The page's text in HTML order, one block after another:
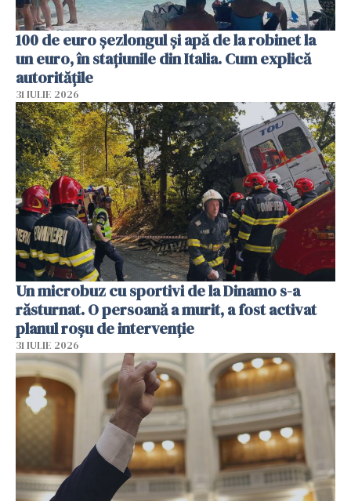
100 de euro șezlongul și apă de la robinet la
un euro, în stațiunile din Italia. Cum explică
autoritățile
31 IULIE 2026
Un microbuz cu sportivi de la Dinamo s-a
răsturnat. O persoană a murit, a fost activat
planul roșu de intervenție
31 IULIE 2026